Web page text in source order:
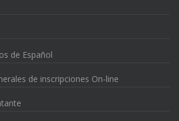
de Español
de inscripciones On-line